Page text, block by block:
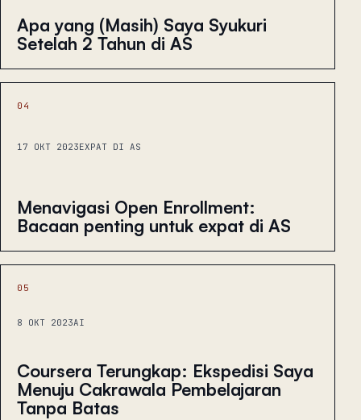
Apa yang (Masih) Saya Syukuri
Setelah 2 Tahun di AS
04
17 OKT 2023EXPAT DI AS
Menavigasi Open Enrollment:
Bacaan penting untuk expat di AS
05
8 OKT 2023AI
Coursera Terungkap: Ekspedisi Saya
Menuju Cakrawala Pembelajaran
Tanpa Batas